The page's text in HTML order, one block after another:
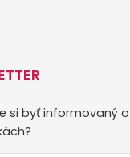
si byť informovaný